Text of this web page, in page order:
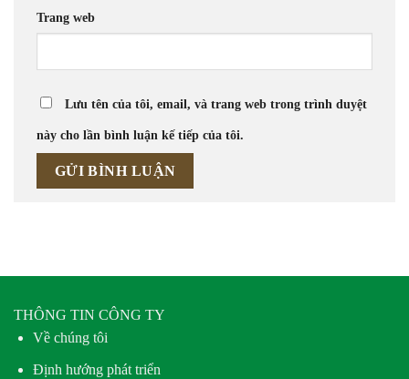
Trang web
Lưu tên của tôi, email, và trang web trong trình duyệt
này cho lần bình luận kế tiếp của tôi.
THÔNG TIN CÔNG TY
Về chúng tôi
Định hướng phát triển